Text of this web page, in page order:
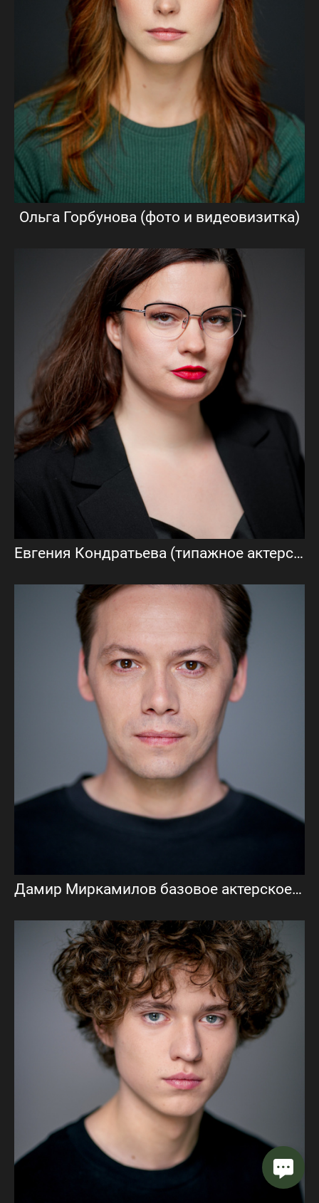
Ольга Горбунова (фото и видеовизитка)
Евгения Кондратьева (типажное актерское портфолио)
Дамир Миркамилов базовое актерское портфолио